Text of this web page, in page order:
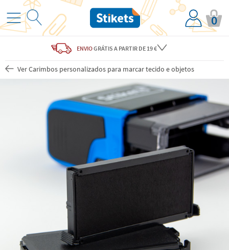
0
ENVIOGRÁTIS A PARTIR DE 19 €
Ver Carimbos personalizados para marcar tecido e objetos